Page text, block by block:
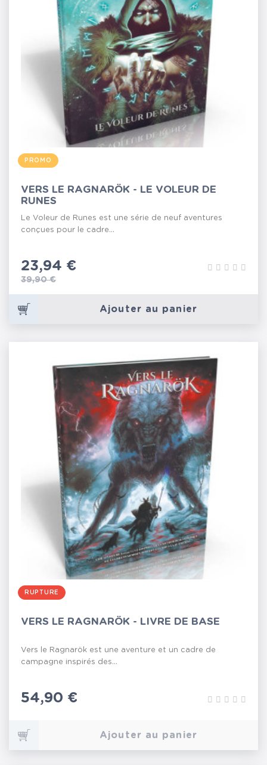
PROMO
VERS LE RAGNARÖK - LE VOLEUR DE
RUNES
Le Voleur de Runes est une série de neuf aventures
conçues pour le cadre...
Prix
23,94 €
Prix de base
39,90 €
Ajouter au panier
RUPTURE
VERS LE RAGNARÖK - LIVRE DE BASE
Vers le Ragnarök est une aventure et un cadre de
campagne inspirés des...
Prix
54,90 €
Ajouter au panier